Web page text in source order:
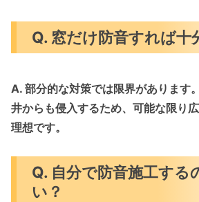
Q. 窓だけ防音すれば十
A. 部分的な対策では限界があります。
井からも侵入するため、可能な限り
理想です。
Q. 自分で防音施工する
い？